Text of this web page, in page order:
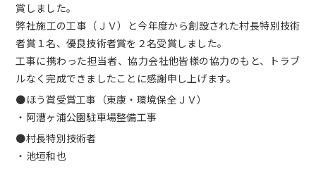
賞しました。
弊社施工の工事（ＪＶ）と今年度から創設された村長特別技術
者賞１名、優良技術者賞を２名受賞しました。
工事に携わった担当者、協力会社他皆様の協力のもと、トラブ
ルなく完成できましたことに感謝申し上げます。
●ほう賞受賞工事（東康・環境保全ＪＶ）
・阿漕ヶ浦公園駐車場整備工事
●村長特別技術者
・池垣和也